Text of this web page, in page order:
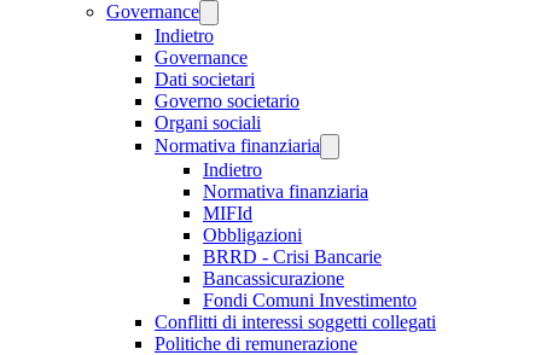
Governance
Indietro
Governance
Dati societari
Governo societario
Organi sociali
Normativa finanziaria
Indietro
Normativa finanziaria
MIFId
Obbligazioni
BRRD - Crisi Bancarie
Bancassicurazione
Fondi Comuni Investimento
Conflitti di interessi soggetti collegati
Politiche di remunerazione